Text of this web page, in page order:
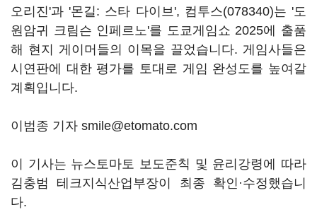
오리진'과 '몬길: 스타 다이브', 컴투스(078340)는 '도
원암귀 크림슨 인페르노'를 도쿄게임쇼 2025에 출품
해 현지 게이머들의 이목을 끌었습니다. 게임사들은
시연판에 대한 평가를 토대로 게임 완성도를 높여갈
계획입니다.
이범종 기자 smile@etomato.com
이 기사는 뉴스토마토 보도준칙 및 윤리강령에 따라
김충범 테크지식산업부장이 최종 확인·수정했습니
다.